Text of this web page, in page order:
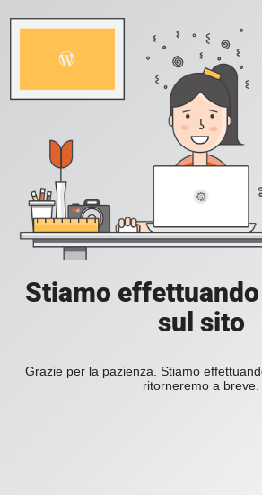
Stiamo
sul sito
Grazie per la pazienza. Stiamo
ritorneremo a breve.